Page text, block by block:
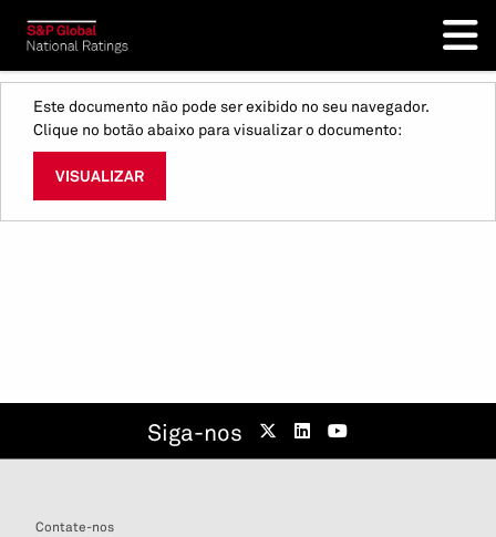
Este documento não pode ser exibido no seu navegador.
Clique no botão abaixo para visualizar o documento:
VISUALIZAR
Siga-nos
Contate-nos